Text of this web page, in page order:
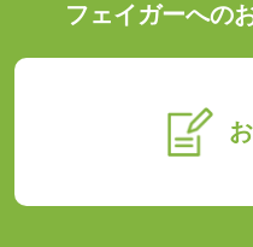
フェイガーへの